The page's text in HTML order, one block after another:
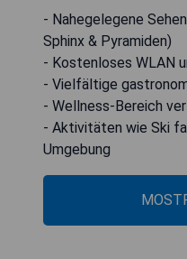
- Nahegelegene
Sphinx & Pyramiden)
- Kostenloses WLAN
- Vielfältige
- Wellness-Bereich
- Aktivitäten wie Ski
Umgebung